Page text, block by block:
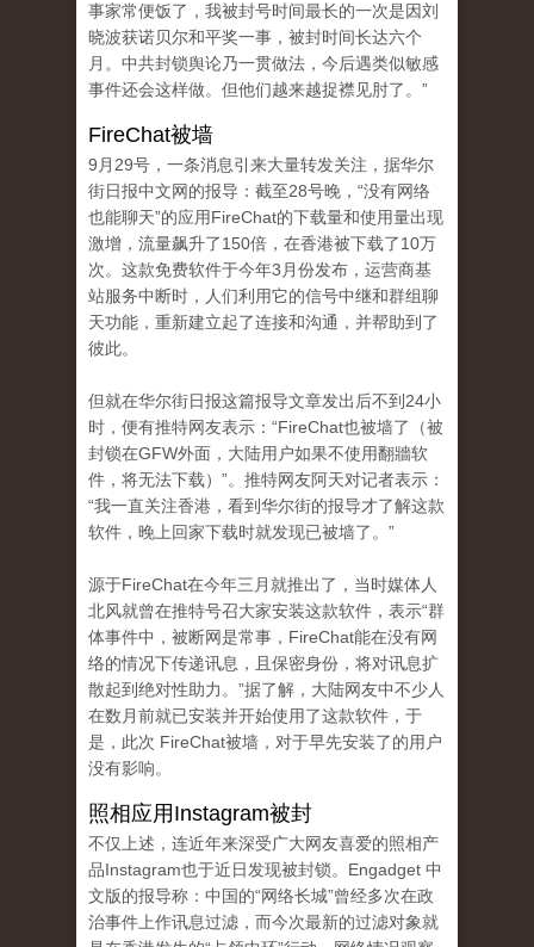
事家常便饭了，我被封号时间最长的一次是因刘
晓波获诺贝尔和平奖一事，被封时间长达六个
月。中共封锁舆论乃一贯做法，今后遇类似敏感
事件还会这样做。但他们越来越捉襟见肘了。”
FireChat被墙
9月29号，一条消息引来大量转发关注，据华尔
街日报中文网的报导：截至28号晚，“没有网络
也能聊天”的应用FireChat的下载量和使用量出现
激增，流量飙升了150倍，在香港被下载了10万
次。这款免费软件于今年3月份发布，运营商基
站服务中断时，人们利用它的信号中继和群组聊
天功能，重新建立起了连接和沟通，并帮助到了
彼此。
但就在华尔街日报这篇报导文章发出后不到24小
时，便有推特网友表示：“FireChat也被墙了（被
封锁在GFW外面，大陆用户如果不使用翻牆软
件，将无法下载）”。推特网友阿天对记者表示：
“我一直关注香港，看到华尔街的报导才了解这款
软件，晚上回家下载时就发现已被墙了。”
源于FireChat在今年三月就推出了，当时媒体人
北风就曾在推特号召大家安装这款软件，表示“群
体事件中，被断网是常事，FireChat能在没有网
络的情况下传递讯息，且保密身份，将对讯息扩
散起到绝对性助力。”据了解，大陆网友中不少人
在数月前就已安装并开始使用了这款软件，于
是，此次 FireChat被墙，对于早先安装了的用户
没有影响。
照相应用Instagram被封
不仅上述，连近年来深受广大网友喜爱的照相产
品Instagram也于近日发现被封锁。Engadget 中
文版的报导称：中国的“网络长城”曾经多次在政
治事件上作讯息过滤，而今次最新的过滤对象就